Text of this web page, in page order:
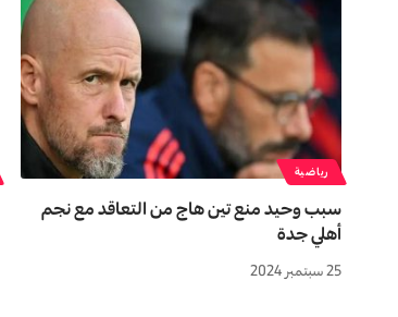
رياضية
سبب وحيد منع تين هاج من التعاقد مع نجم
أهلي جدة
25 سبتمبر 2024